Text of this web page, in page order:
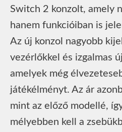
Switch 2 konzolt, amely
hanem funkcióiban is
Az új konzol nagyobb
vezérlőkkel és izgalmas
amelyek még
játékélményt. Az ár
mint az előző modellé,
mélyebben kell a